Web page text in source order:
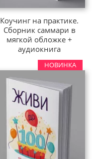
Коучинг на практике.
Сборник саммари в
мягкой обложке +
аудиокнига
НОВИНКА